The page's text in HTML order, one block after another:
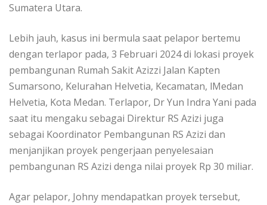
Sumatera Utara.
Lebih jauh, kasus ini bermula saat pelapor bertemu
dengan terlapor pada, 3 Februari 2024 di lokasi proyek
pembangunan Rumah Sakit Azizzi Jalan Kapten
Sumarsono, Kelurahan Helvetia, Kecamatan, lMedan
Helvetia, Kota Medan. Terlapor, Dr Yun Indra Yani pada
saat itu mengaku sebagai Direktur RS Azizi juga
sebagai Koordinator Pembangunan RS Azizi dan
menjanjikan proyek pengerjaan penyelesaian
pembangunan RS Azizi denga nilai proyek Rp 30 miliar.
Agar pelapor, Johny mendapatkan proyek tersebut,